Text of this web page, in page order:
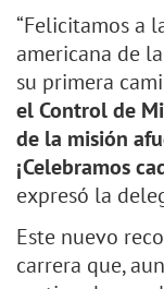
“Felicitamos a
americana de
su primera
el Control de
de la misión
¡Celebramos
expresó la
Este nuevo
carrera que,